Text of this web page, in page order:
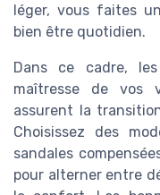
léger, vous faites
bien être quotidien.
Dans ce cadre,
maîtresse de vos
assurent la
Choisissez des
sandales
pour alterner entre